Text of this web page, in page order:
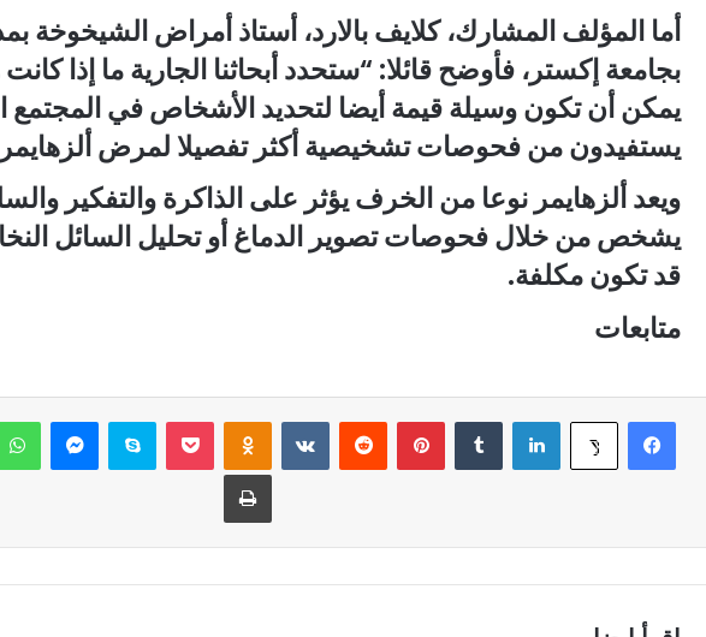
أما المؤلف المشارك، كلايف بالارد، أستاذ أمراض الشيخوخة
بجامعة إكستر، فأوضح قائلا: “ستحدد أبحاثنا الجارية ما إذا
يمكن أن تكون وسيلة قيمة أيضا لتحديد الأشخاص في المجتمع
يستفيدون من فحوصات تشخيصية أكثر تفصيلا لمرض
ويعد ألزهايمر نوعا من الخرف يؤثر على الذاكرة والتفكير
يشخص من خلال فحوصات تصوير الدماغ أو تحليل السائل
قد تكون مكلفة.
متابعات
فيسبوك ‫X لينكدإن بينتيريست سكايب